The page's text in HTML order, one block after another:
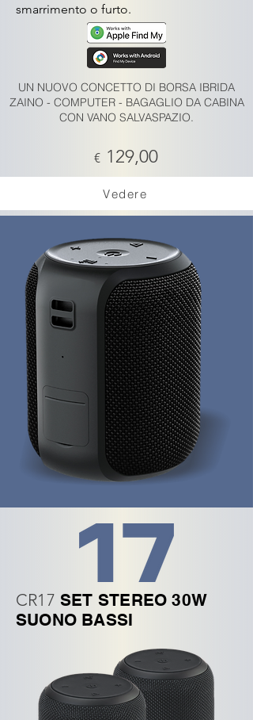
smarrimento o furto.
UN NUOVO CONCETTO DI BORSA IBRIDA
ZAINO - COMPUTER - BAGAGLIO DA CABINA
CON VANO SALVASPAZIO.
€ 129,00
Vedere
CR17 SET STEREO 30W
SUONO BASSI